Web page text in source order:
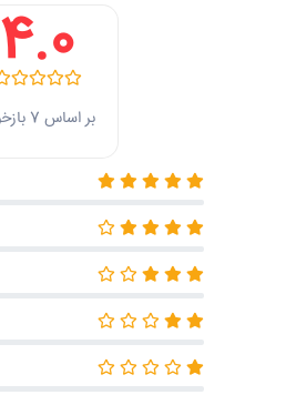
4.0
بر اساس 7 بازخورد